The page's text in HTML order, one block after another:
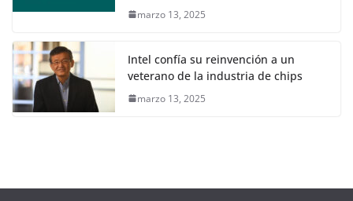
marzo 13, 2025
Intel confía su reinvención a un
veterano de la industria de chips
marzo 13, 2025